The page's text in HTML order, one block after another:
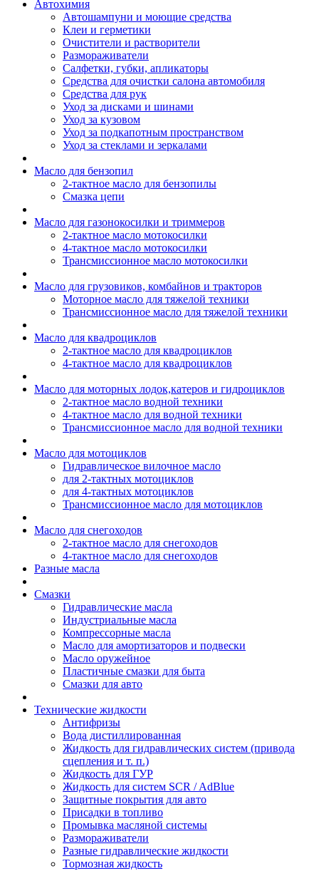
Автохимия
Автошампуни и моющие средства
Клеи и герметики
Очистители и растворители
Размораживатели
Салфетки, губки, апликаторы
Средства для очистки салона автомобиля
Средства для рук
Уход за дисками и шинами
Уход за кузовом
Уход за подкапотным пространством
Уход за стеклами и зеркалами
Масло для бензопил
2-тактное масло для бензопилы
Cмазка цепи
Масло для газонокосилки и триммеров
2-тактное масло мотокосилки
4-тактное масло мотокосилки
Трансмиссионное масло мотокосилки
Масло для грузовиков, комбайнов и тракторов
Моторное масло для тяжелой техники
Трансмиссионное масло для тяжелой техники
Масло для квадроциклов
2-тактное масло для квадроциклов
4-тактное масло для квадроциклов
Масло для моторных лодок,катеров и гидроциклов
2-тактное масло водной техники
4-тактное масло для водной техники
Трансмиссионное масло для водной техники
Масло для мотоциклов
Гидравлическое вилочное масло
для 2-тактных мотоциклов
для 4-тактных мотоциклов
Трансмиссионное масло для мотоциклов
Масло для снегоходов
2-тактное масло для снегоходов
4-тактное масло для снегоходов
Разные масла
Смазки
Гидравлические масла
Индустриальные масла
Компрессорные масла
Масло для амортизаторов и подвески
Масло оружейное
Пластичные смазки для быта
Смазки для авто
Технические жидкости
Антифризы
Вода дистиллированная
Жидкость для гидравлических систем (привода
сцепления и т. п.)
Жидкость для ГУР
Жидкость для систем SCR / AdBlue
Защитные покрытия для авто
Присадки в топливо
Промывка масляной системы
Размораживатели
Разные гидравлические жидкости
Тормозная жидкость